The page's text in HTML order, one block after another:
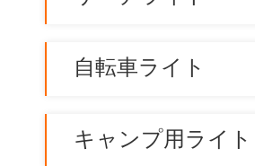
自転車ライト
キャンプ用ライト